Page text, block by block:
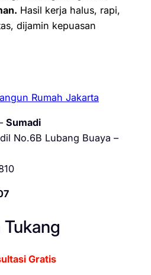
Hasil kerja halus, rapi,
dijamin kepuasan
Rumah Jakarta
Sumadi
No.6B Lubang Buaya –
Gratis